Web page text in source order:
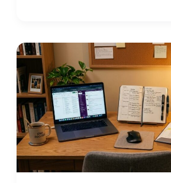
Kuliah
Sambil
Kerja:
Mungkinkah
Tanpa
Mengorbankan
Keduanya?